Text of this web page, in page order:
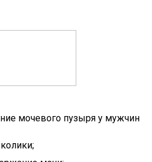
мочевого пузыря у мужчин